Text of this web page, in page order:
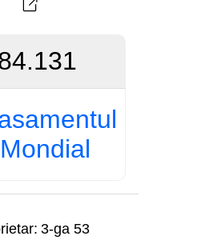
Mondial
3-ga 53